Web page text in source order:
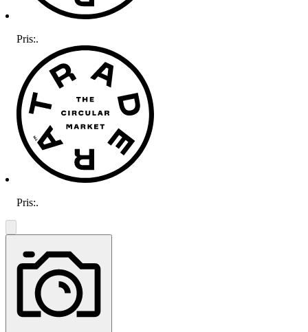
Pris:.
Pris:.